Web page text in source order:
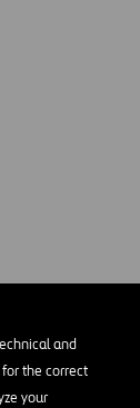
and
the correct
your